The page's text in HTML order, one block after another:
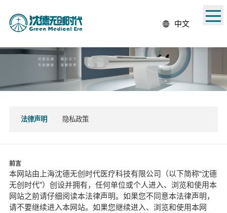
中文
法律声明 隐私政策
前言
本网站由上海沈德无创时代医疗科技有限公司（以下简称“沈德
无创时代”）创设并拥有，任何单位或个人进入、浏览和使用本
网站之前请仔细阅读本法律声明。如果您不同意本法律声明，
请不要继续进入本网站。如果您继续进入、浏览和使用本网